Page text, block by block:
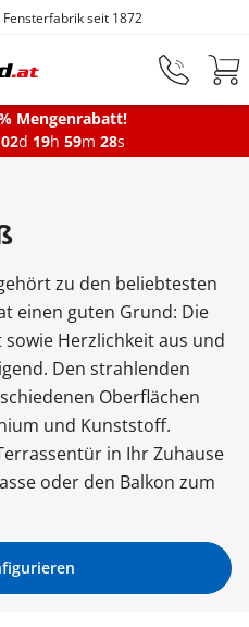
springen
seit 1872
Mengenrabatt!
02d 19h 59m 27s
zu den beliebtesten
einen guten Grund: Die
Herzlichkeit aus und
Den strahlenden
Oberflächen
und Kunststoff.
in Ihr Zuhause
oder den Balkon zum